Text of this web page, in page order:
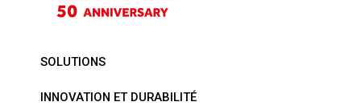
SOLUTIONS
INNOVATION ET DURABILITÉ